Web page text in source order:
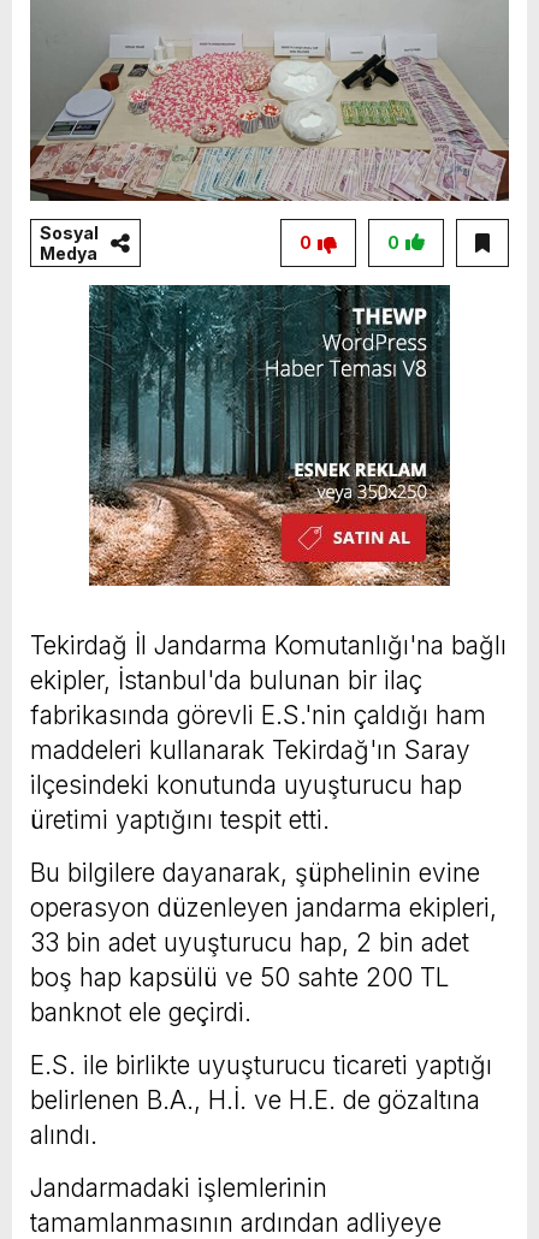
Sosyal
Medya
0
0
Tekirdağ İl Jandarma Komutanlığı'na bağlı
ekipler, İstanbul'da bulunan bir ilaç
fabrikasında görevli E.S.'nin çaldığı ham
maddeleri kullanarak Tekirdağ'ın Saray
ilçesindeki konutunda uyuşturucu hap
üretimi yaptığını tespit etti.
Bu bilgilere dayanarak, şüphelinin evine
operasyon düzenleyen jandarma ekipleri,
33 bin adet uyuşturucu hap, 2 bin adet
boş hap kapsülü ve 50 sahte 200 TL
banknot ele geçirdi.
E.S. ile birlikte uyuşturucu ticareti yaptığı
belirlenen B.A., H.İ. ve H.E. de gözaltına
alındı.
Jandarmadaki işlemlerinin
tamamlanmasının ardından adliyeye